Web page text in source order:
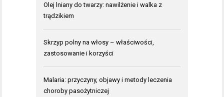
Olej lniany do twarzy: nawilżenie i walka z
trądzikiem
Skrzyp polny na włosy – właściwości,
zastosowanie i korzyści
Malaria: przyczyny, objawy i metody leczenia
choroby pasożytniczej